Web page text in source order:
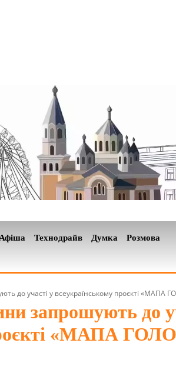
Афіша Технодрайв Думка
Розмова
до участі у всеукраїнському проєкті «МАПА
запрошують до
«МАПА